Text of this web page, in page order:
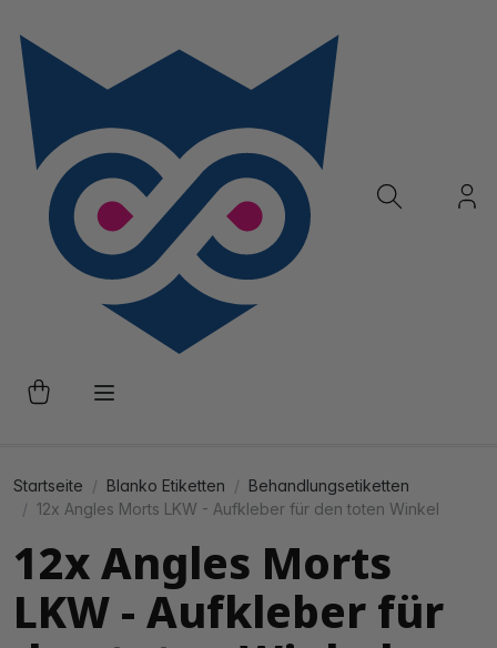
Startseite Blanko Etiketten
Behandlungsetiketten
12x Angles Morts LKW - Aufkleber für den toten Winkel
12x Angles Morts
LKW - Aufkleber für